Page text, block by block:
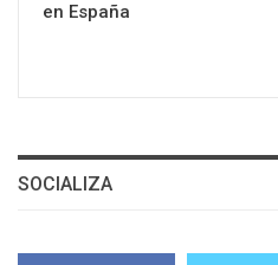
en España
SOCIALIZA